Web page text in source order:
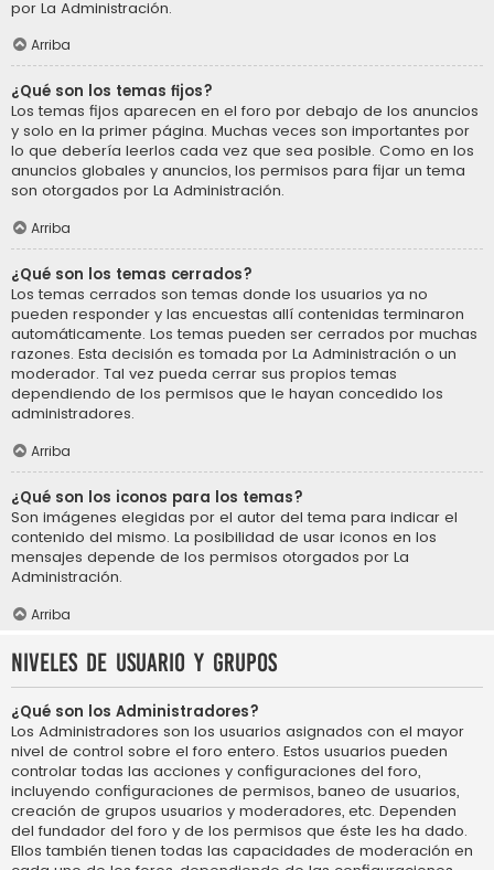
por La Administración.
Arriba
¿Qué son los temas fijos?
Los temas fijos aparecen en el foro por debajo de los anuncios
y solo en la primer página. Muchas veces son importantes por
lo que debería leerlos cada vez que sea posible. Como en los
anuncios globales y anuncios, los permisos para fijar un tema
son otorgados por La Administración.
Arriba
¿Qué son los temas cerrados?
Los temas cerrados son temas donde los usuarios ya no
pueden responder y las encuestas allí contenidas terminaron
automáticamente. Los temas pueden ser cerrados por muchas
razones. Esta decisión es tomada por La Administración o un
moderador. Tal vez pueda cerrar sus propios temas
dependiendo de los permisos que le hayan concedido los
administradores.
Arriba
¿Qué son los iconos para los temas?
Son imágenes elegidas por el autor del tema para indicar el
contenido del mismo. La posibilidad de usar iconos en los
mensajes depende de los permisos otorgados por La
Administración.
Arriba
Niveles de usuario y grupos
¿Qué son los Administradores?
Los Administradores son los usuarios asignados con el mayor
nivel de control sobre el foro entero. Estos usuarios pueden
controlar todas las acciones y configuraciones del foro,
incluyendo configuraciones de permisos, baneo de usuarios,
creación de grupos usuarios y moderadores, etc. Dependen
del fundador del foro y de los permisos que éste les ha dado.
Ellos también tienen todas las capacidades de moderación en